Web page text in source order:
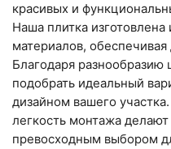
Написать в Telegram
Написать на почту
Самарская область,
Преображенка, улица
кирпича")
красивых и
Наша плитка
материалов,
Благодаря
подобрать идеальный
дизайном вашего
легкость монтажа
превосходным выбором